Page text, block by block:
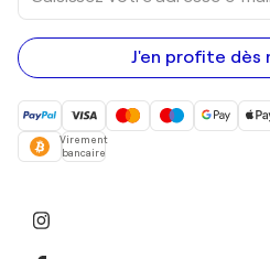
adresse
e-
mail
J'en profite dès
Virement
bancaire